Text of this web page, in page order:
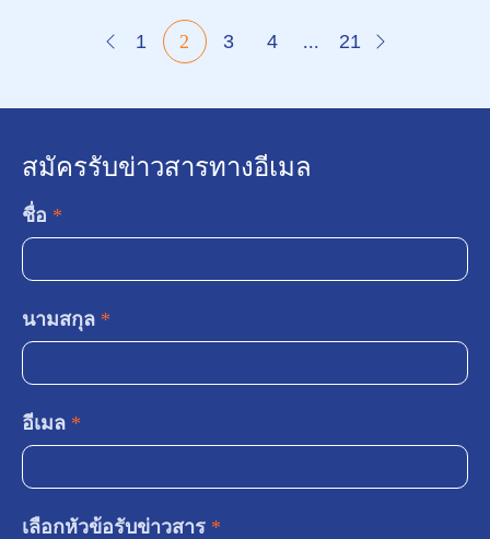
1 2 3 4 ... 21
สมัครรับข่าวสารทางอีเมล
ชื่อ *
นามสกุล *
อีเมล *
เลือกหัวข้อรับข่าวสาร *